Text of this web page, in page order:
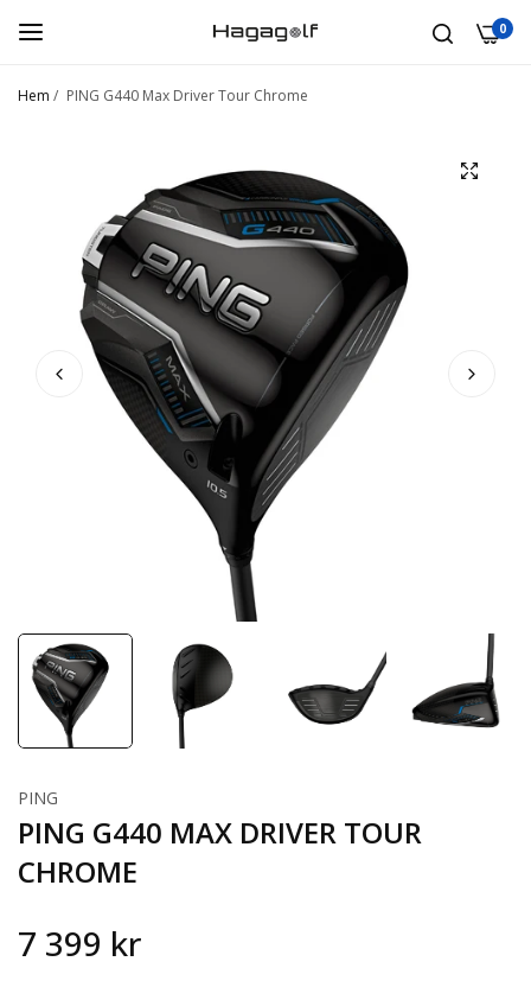
0
Hem / PING G440 Max Driver Tour Chrome
PING
PING G440 MAX DRIVER TOUR
CHROME
7 399 kr